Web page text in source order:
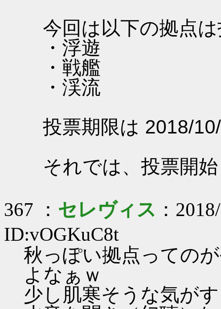
今回は以下の拠点
・浮遊
・戦艦
・渓流
投票期限は 2018/
それでは、投票開
367 ： セレヴィス ：
ID:vOGKuC8t
秋っぽい拠点っての
よなぁｗ
少し肌寒そうな気が